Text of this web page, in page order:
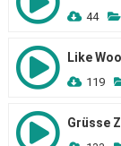
44
Like
119
Grüsse